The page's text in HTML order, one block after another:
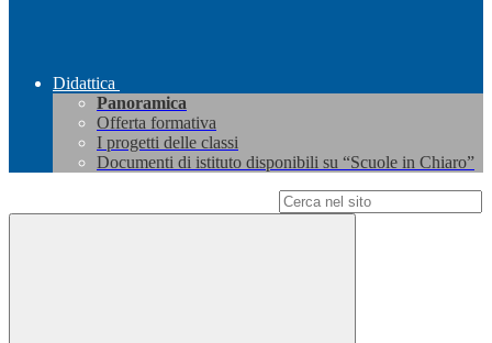
Didattica
Panoramica
Offerta formativa
I progetti delle classi
Documenti di istituto disponibili su “Scuole in Chiaro”